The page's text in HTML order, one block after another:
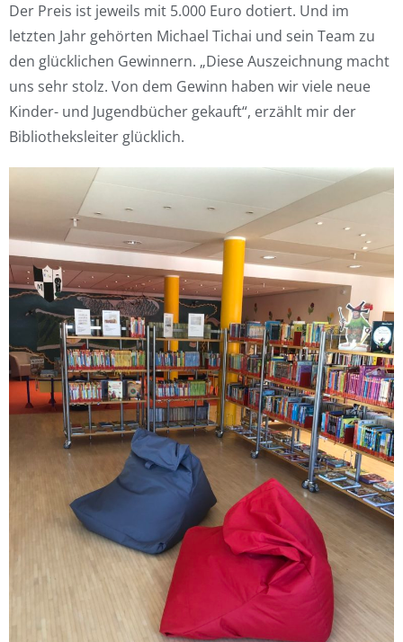
Der Preis ist jeweils mit 5.000 Euro dotiert. Und im
letzten Jahr gehörten Michael Tichai und sein Team zu
den glücklichen Gewinnern. „Diese Auszeichnung macht
uns sehr stolz. Von dem Gewinn haben wir viele neue
Kinder- und Jugendbücher gekauft“, erzählt mir der
Bibliotheksleiter glücklich.